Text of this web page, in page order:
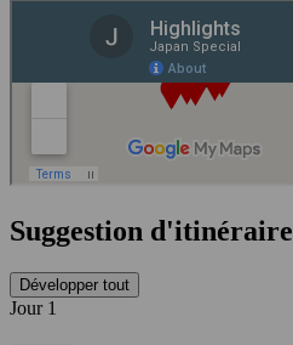
Suggestion d'itinéraire
Développer tout
Jour 1